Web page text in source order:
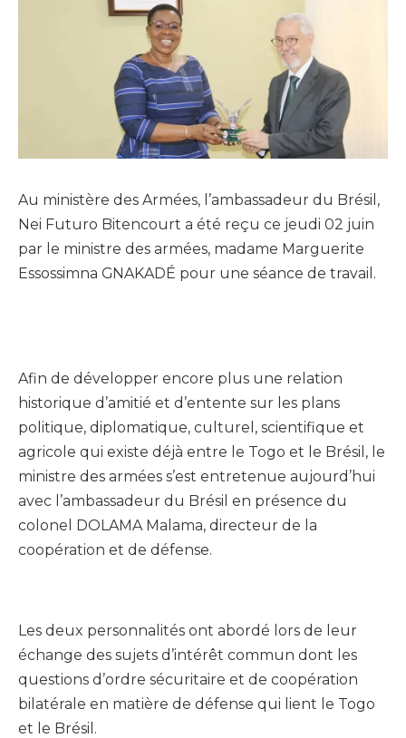
Au ministère des Armées, l’ambassadeur du Brésil,
Nei Futuro Bitencourt a été reçu ce jeudi 02 juin
par le ministre des armées, madame Marguerite
Essossimna GNAKADÉ pour une séance de travail.
Afin de développer encore plus une relation
historique d’amitié et d’entente sur les plans
politique, diplomatique, culturel, scientifique et
agricole qui existe déjà entre le Togo et le Brésil, le
ministre des armées s’est entretenue aujourd’hui
avec l’ambassadeur du Brésil en présence du
colonel DOLAMA Malama, directeur de la
coopération et de défense.
Les deux personnalités ont abordé lors de leur
échange des sujets d’intérêt commun dont les
questions d’ordre sécuritaire et de coopération
bilatérale en matière de défense qui lient le Togo
et le Brésil.